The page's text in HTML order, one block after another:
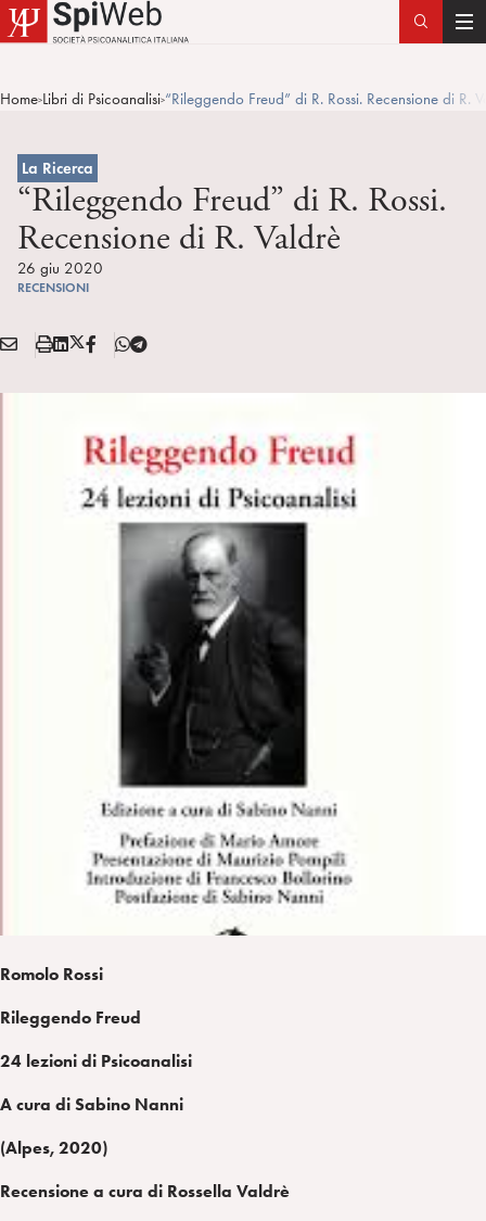
T
g
o
Home>Libri di Psicoanalisi>“Rileggendo Freud” di R. Rossi. Recensione di R.
La Ricerca
“Rileggendo Freud” di R. Rossi.
Recensione di R. Valdrè
26 giu 2020
RECENSIONI
Condividi:
E
A
S L X F
T
g
a
m
Romolo Rossi
Rileggendo Freud
24 lezioni di Psicoanalisi
A cura di Sabino Nanni
(Alpes, 2020)
Recensione a cura di Rossella Valdrè